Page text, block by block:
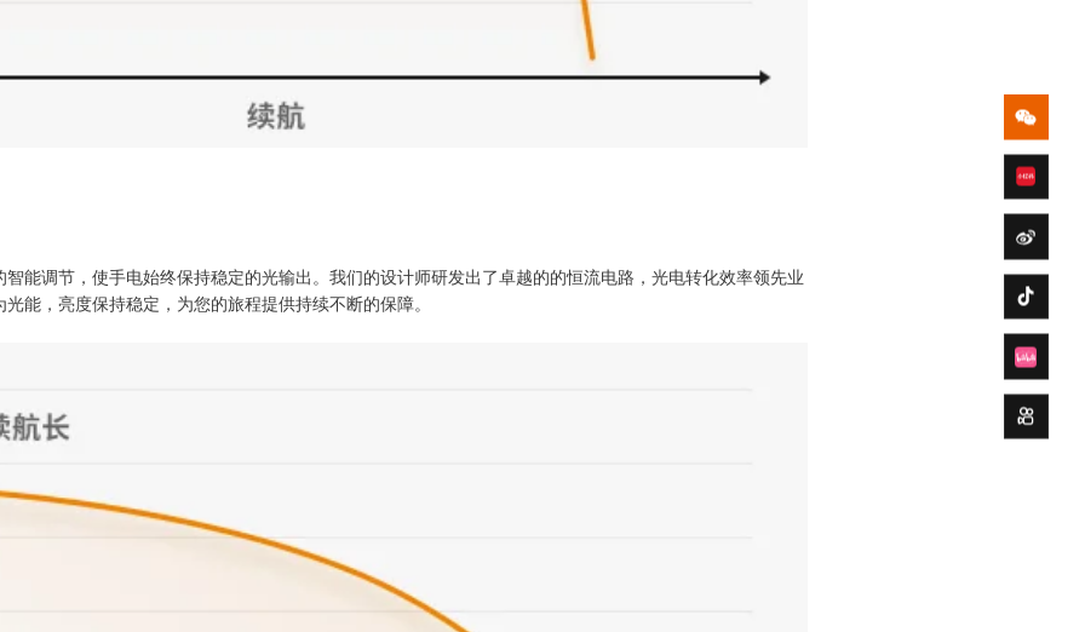
能调节，使手电始终保持稳定的光输出。我们的设计师研发出了卓越的的恒流电路，光电转化效率领先业
能，亮度保持稳定，为您的旅程提供持续不断的保障。